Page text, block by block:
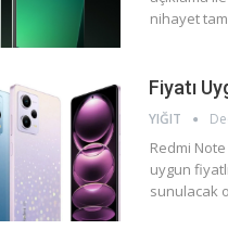
nihayet
Fiyatı
YIĞIT
Redmi
uygun
sunulacak